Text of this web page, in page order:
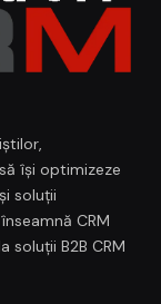
își optimizeze
soluții
CRM
soluții B2B CRM